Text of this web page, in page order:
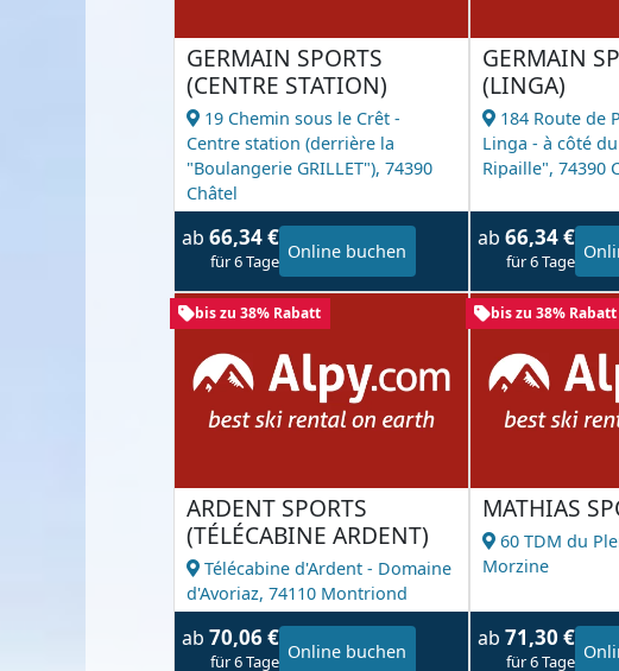
GERMAIN SPORTS
(CENTRE STATION)
19 Chemin sous le Crêt -
Centre station (derrière la
"Boulangerie GRILLET"), 74390
Châtel
ab 66,34 €
für 6 Tage Online buchen
GERMAIN
(LINGA)
184 Route de
Linga - à côté
Ripaille", 74390
ab 66,34 €
für 6 Tage
bis zu 38% Rabatt
ARDENT SPORTS
(TÉLÉCABINE ARDENT)
Télécabine d'Ardent - Domaine
d'Avoriaz, 74110 Montriond
ab 70,06 €
für 6 Tage Online buchen
bis zu 38% Rabatt
MATHIAS
60 TDM du
Morzine
ab 71,30 €
für 6 Tage